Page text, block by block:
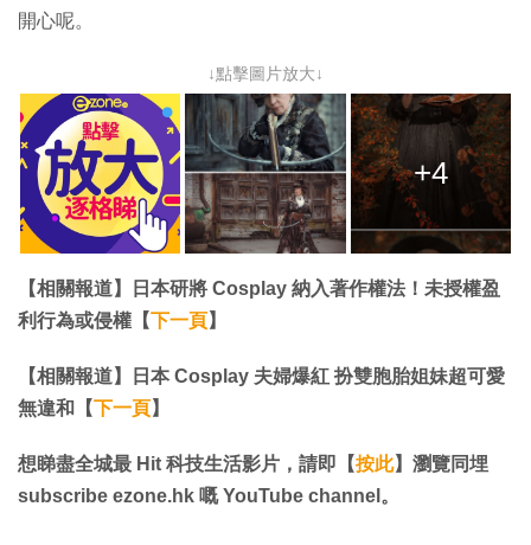
開心呢。
↓點擊圖片放大↓
+4
【相關報道】日本研將 Cosplay 納入著作權法！未授權盈
利行為或侵權【下一頁】
【相關報道】日本 Cosplay 夫婦爆紅 扮雙胞胎姐妹超可愛
無違和【下一頁】
想睇盡全城最 Hit 科技生活影片，請即【按此】瀏覽同埋
subscribe ezone.hk 嘅 YouTube channel。